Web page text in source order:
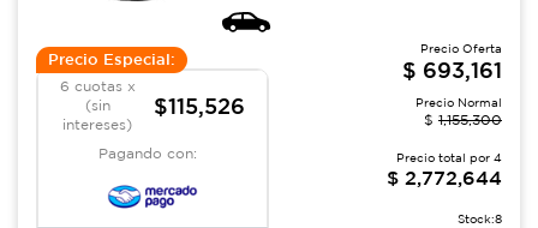
Precio Especial:
6 cuotas x
(sin
intereses)
$115,526
Pagando con:
Precio Oferta
$ 693,161
Precio Normal
$ 1,155,300
Precio total por 4
$ 2,772,644
Stock:8